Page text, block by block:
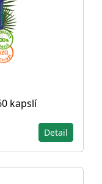
kapslí
Detail